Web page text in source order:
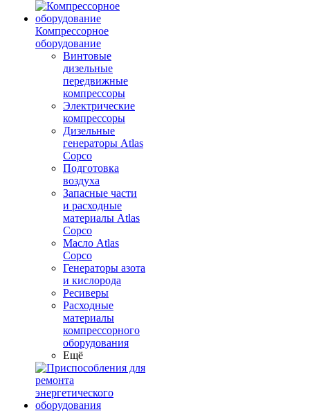
Компрессорное
оборудование
Винтовые
дизельные
передвижные
компрессоры
Электрические
компрессоры
Дизельные
генераторы Atlas
Copco
Подготовка
воздуха
Запасные части
и расходные
материалы Atlas
Copco
Масло Atlas
Copco
Генераторы азота
и кислорода
Ресиверы
Расходные
материалы
компрессорного
оборудования
Ещё